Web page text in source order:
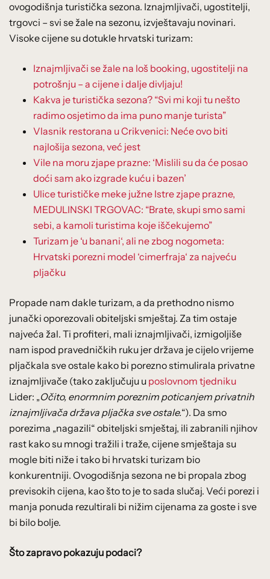
ovogodišnja turistička sezona. Iznajmljivači, ugostitelji,
trgovci – svi se žale na sezonu, izvještavaju novinari.
Visoke cijene su dotukle hrvatski turizam:
Iznajmljivači se žale na loš booking, ugostitelji na
potrošnju – a cijene i dalje divljaju!
Kakva je turistička sezona? “Svi mi koji tu nešto
radimo osjetimo da ima puno manje turista”
Vlasnik restorana u Crikvenici: Neće ovo biti
najlošija sezona, već jest
Vile na moru zjape prazne: ‘Mislili su da će posao
doći sam ako izgrade kuću i bazen’
Ulice turističke meke južne Istre zjape prazne,
MEDULINSKI TRGOVAC: “Brate, skupi smo sami
sebi, a kamoli turistima koje iščekujemo”
Turizam je ‘u banani‘, ali ne zbog nogometa:
Hrvatski porezni model ‘cimerfraja‘ za najveću
pljačku
Propade nam dakle turizam, a da prethodno nismo
junački oporezovali obiteljski smještaj. Za tim ostaje
najveća žal. Ti profiteri, mali iznajmljivači, izmigoljiše
nam ispod pravedničkih ruku jer država je cijelo vrijeme
pljačkala sve ostale kako bi porezno stimulirala privatne
iznajmljivače (tako zaključuju u poslovnom tjedniku
Lider: „Očito, enormnim poreznim poticanjem privatnih
iznajmljivača država pljačka sve ostale.“). Da smo
porezima „nagazili“ obiteljski smještaj, ili zabranili njihov
rast kako su mnogi tražili i traže, cijene smještaja su
mogle biti niže i tako bi hrvatski turizam bio
konkurentniji. Ovogodišnja sezona ne bi propala zbog
previsokih cijena, kao što to je to sada slučaj. Veći porezi i
manja ponuda rezultirali bi nižim cijenama za goste i sve
bi bilo bolje.
Što zapravo pokazuju podaci?